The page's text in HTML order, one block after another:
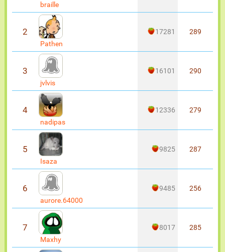
braille
2
Pathen
17281 289
3
jvlvis
16101 290
4
nadipas
12336 279
5
Isaza
9825 287
6
aurore.64000
9485 256
7
Maxhy
8017 285